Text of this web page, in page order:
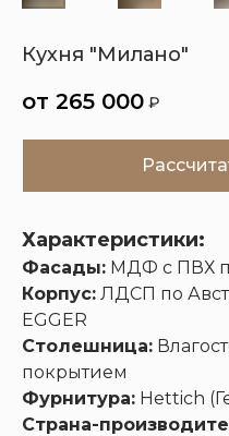
Кухни
Кухня "Милано"
265 000 ₽
Характеристики:
Фасады: МДФ с ПВХ
Корпус: ЛДСП по
EGGER
Столешница:
покрытием
Фурнитура: Hettich
Страна-